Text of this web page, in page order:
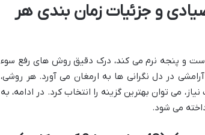
و جزئیات زمان بندی هر
و پنجه نرم می کند، درک دقیق روش های رفع سوء
در دل نگرانی ها به ارمغان می آورد. هر روشی،
می توان بهترین گزینه را انتخاب کرد. در ادامه، به
می شود.